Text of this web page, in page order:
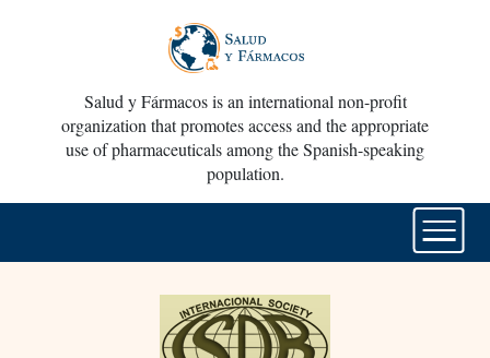
Salud y Fármacos is an international non-profit
organization that promotes access and the appropriate
use of pharmaceuticals among the Spanish-speaking
population.